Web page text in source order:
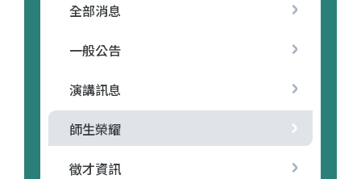
全部消息
一般公告
演講訊息
師生榮耀
徵才資訊